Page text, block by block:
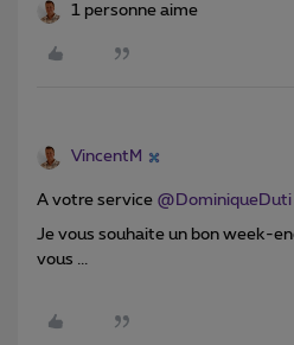
1 personne aime
VincentM
A votre service @DominiqueDuti
Je vous souhaite un bon week-
vous ...